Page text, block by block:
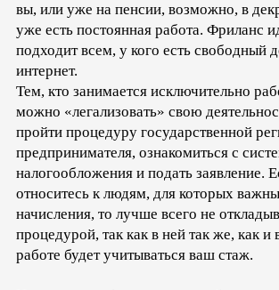
вы, или уже на пенсии, возможно, в
уже есть постоянная работа. Фриланс
подходит всем, у кого есть свободный
интернет.
Тем, кто занимается исключительно
можно «легализовать» свою
пройти процедуру государственной
предпринимателя, ознакомиться с
налогообложения и подать заявление.
относитесь к людям, для которых
начисления, то лучше всего не
процедурой, так как в ней так же, как и
работе будет учитываться ваш стаж.